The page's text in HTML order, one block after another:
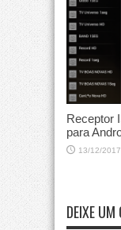
Receptor
para
13/12/2017
DEIXE UM